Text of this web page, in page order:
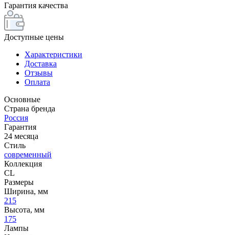
Гарантия качества
Доступные цены
Характеристики
Доставка
Отзывы
Оплата
Основные
Страна бренда
Россия
Гарантия
24 месяца
Стиль
современный
Коллекция
CL
Размеры
Ширина, мм
215
Высота, мм
175
Лампы